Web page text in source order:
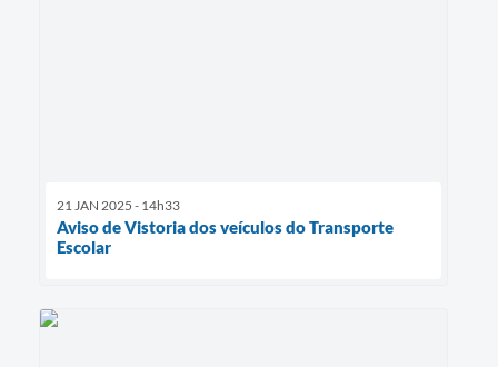
21 JAN 2025 - 14h33
Aviso de Vistoria dos veículos do Transporte
Escolar